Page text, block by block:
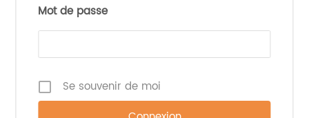
Mot de passe
Se souvenir de moi